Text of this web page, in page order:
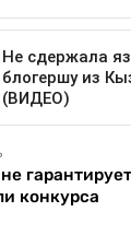
конкурса